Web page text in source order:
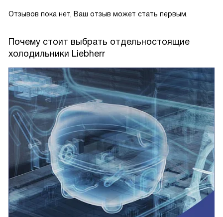
Отзывов пока нет, Ваш отзыв может стать первым.
Почему стоит выбрать отдельностоящие
холодильники Liebherr